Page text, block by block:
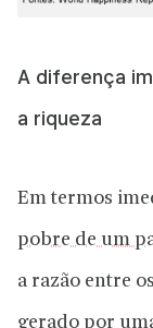
A diferença
a riqueza
Em termos
pobre de um
a razão entre os
gerado por